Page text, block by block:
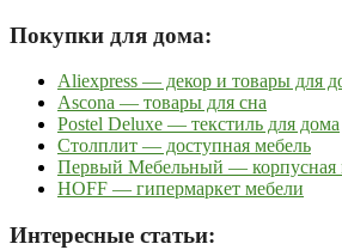
Покупки для дома:
Aliexpress — декор и товары для
Ascona — товары для сна
Postel Deluxe — текстиль для дома
Столплит — доступная мебель
Первый Мебельный — корпусная
HOFF — гипермаркет мебели
Интересные статьи: